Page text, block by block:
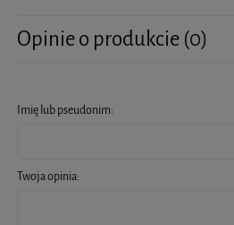
Opinie o produkcie (0)
Imię lub pseudonim:
Twoja opinia: